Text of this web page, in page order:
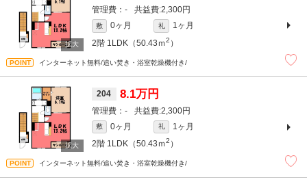
- 2,300円
敷 0ヶ月 礼
1ヶ月
2階 1LDK（50.43ｍ2 ）
インターネット無料/追い焚き・浴室乾燥機付き/
204 8.1万円
- 2,300円
敷 0ヶ月 礼
1ヶ月
2階 1LDK（50.43ｍ2 ）
インターネット無料/追い焚き・浴室乾燥機付き/